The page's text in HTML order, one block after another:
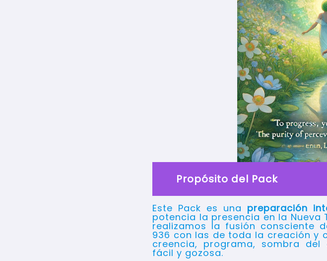
Propósito del Pack
Este Pack es una preparación
potencia la presencia en la Nueva
realizamos la fusión consciente
936 con las de toda la creación y
creencia, programa, sombra
fácil y gozosa.